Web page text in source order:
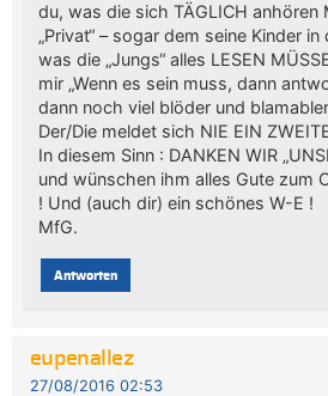
du, was die sich TÄGLICH anhören
„Privat“ – sogar dem seine Kinder
was die „Jungs“ alles LESEN
mir „Wenn es sein muss, dann
dann noch viel blöder und blamabler
Der/Die meldet sich NIE EIN
In diesem Sinn : DANKEN WIR
und wünschen ihm alles Gute zum
! Und (auch dir) ein schönes W-E !
MfG.
Antworten
eupenallez
27/08/2016 02:53